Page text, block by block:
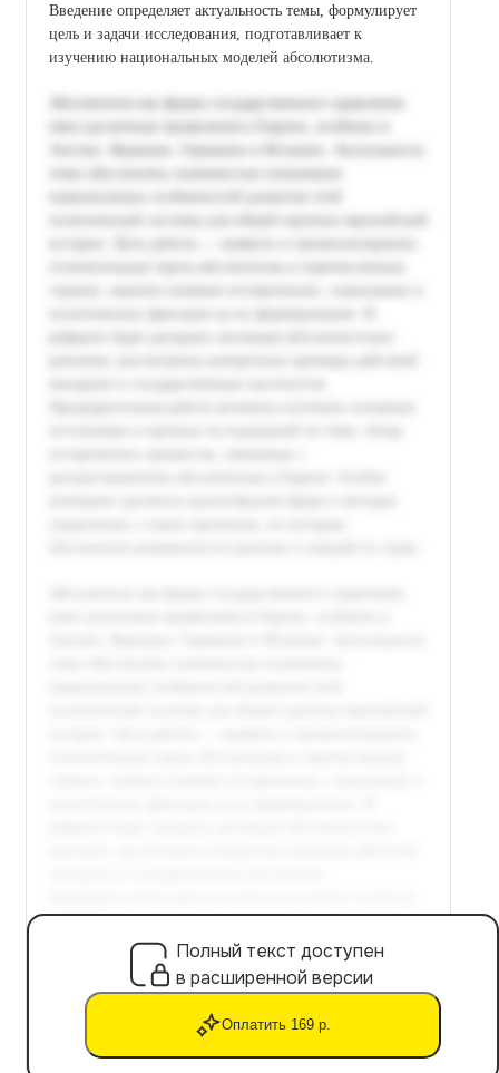
Введение определяет актуальность темы, формулирует
цель и задачи исследования, подготавливает к
изучению национальных моделей абсолютизма.
Полный текст доступен
в расширенной версии
Оплатить 169 р.